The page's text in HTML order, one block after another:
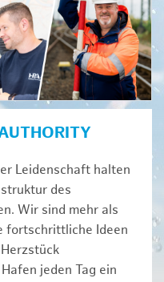
Leidenschaft halten
des
Wir sind mehr als
fortschrittliche Ideen
jeden Tag ein